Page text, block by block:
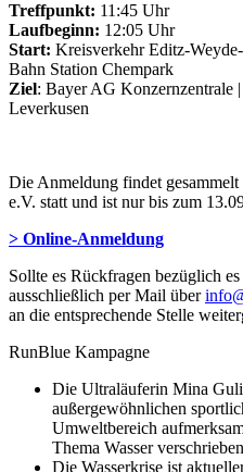
Treffpunkt: 11:45 Uhr
Laufbeginn: 12:05 Uhr
Start: Kreisverkehr Editz-
Bahn Station Chempark
Ziel: Bayer AG Konzernzentrale
Leverkusen
Die Anmeldung findet
e.V. statt und ist nur bis zum
> Online-Anmeldung
Sollte es Rückfragen bezüglich
ausschließlich per Mail über
an die entsprechende Stelle
RunBlue Kampagne
Die Ultraläuferin Mina
außergewöhnlichen
Umweltbereich
Thema Wasser
Die Wasserkrise ist